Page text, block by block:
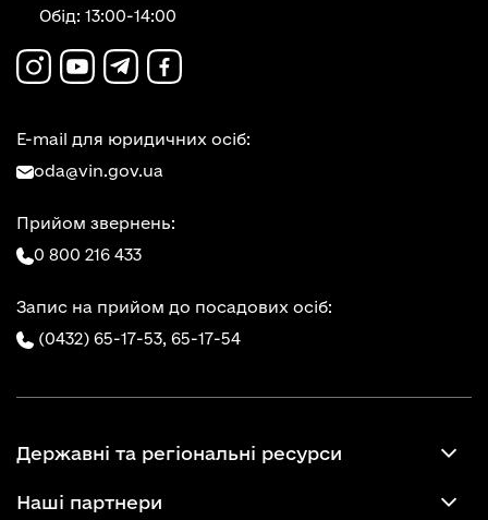
Обід: 13:00-14:00
E-mail для юридичних осіб:
oda@vin.gov.ua
Прийом звернень:
0 800 216 433
Запис на прийом до посадових осіб:
(0432) 65-17-53, 65-17-54
Державні та регіональні ресурси
Наші партнери